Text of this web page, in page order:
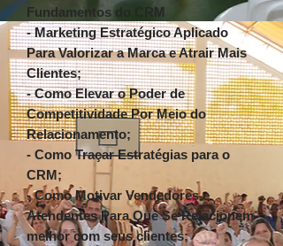
Fundamentos do CRM
- Marketing Estratégico Aplicado
Para Valorizar a Marca e Atrair Mais
Clientes;
- Como Elevar o Poder de
Competitividade Por Meio do
Relacionamento;
- Como Traçar Estratégias para o
CRM;
- Como Motivar Vendedores e
Atendentes Para Que Se Relacionem
melhor com seus clientes;